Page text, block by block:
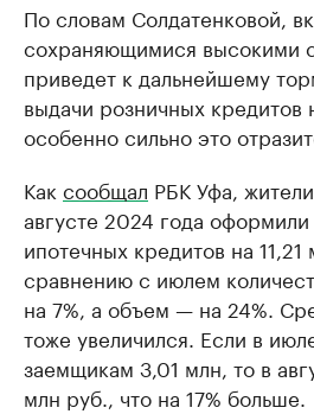
По словам Солдатенковой,
сохраняющимися высокими
приведет к дальнейшему
выдачи розничных кредитов
особенно сильно это
Как сообщал РБК Уфа,
августе 2024 года
ипотечных кредитов на
сравнению с июлем
на 7%, а объем — на 24%.
тоже увеличился. Если в
заемщикам 3,01 млн, то в
млн руб., что на 17% больше.